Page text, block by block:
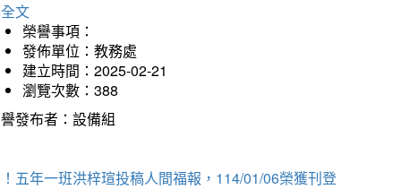
文
榮譽事項：
發佈單位：教務處
建立時間：2025-02-21
瀏覽次數：388
發布者：設備組
五年一班洪梓瑄投稿人間福報，114/01/06榮獲刊登